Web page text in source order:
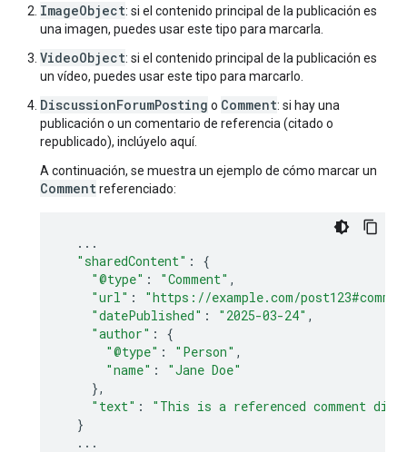
ImageObject: si el contenido principal de la publicación es
una imagen, puedes usar este tipo para marcarla.
VideoObject: si el contenido principal de la publicación es
un vídeo, puedes usar este tipo para marcarlo.
DiscussionForumPosting o Comment: si hay una
publicación o un comentario de referencia (citado o
republicado), inclúyelo aquí.
A continuación, se muestra un ejemplo de cómo marcar un
Comment referenciado:
...
"sharedContent" :
{
"@type" : "Comment" ,
"url" :
"https://example.com/
"datePublished" : "2025-03-24" ,
"author" :
{
"@type" : "Person" ,
"name" :
"Jane Doe"
},
"text" :
"This is a referenced comment
}
...